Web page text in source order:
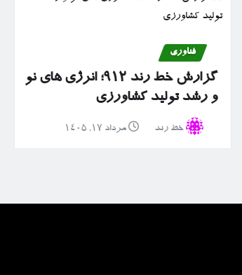
فناوری
گزارش خط رند ۹۱۲؛ انرژی های نو
و رشد تولید کشاورزی
خط رند مرداد ۱۷, ۱۴۰۵